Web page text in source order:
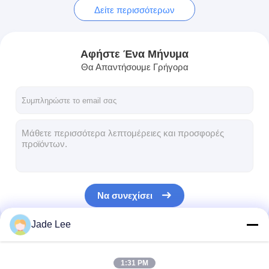
Δείτε περισσότερων
Αφήστε Ένα Μήνυμα
Θα Απαντήσουμε Γρήγορα
Να συνεχίσει
Οι Κατηγορίες Μας
Jade Lee
1:31 PM